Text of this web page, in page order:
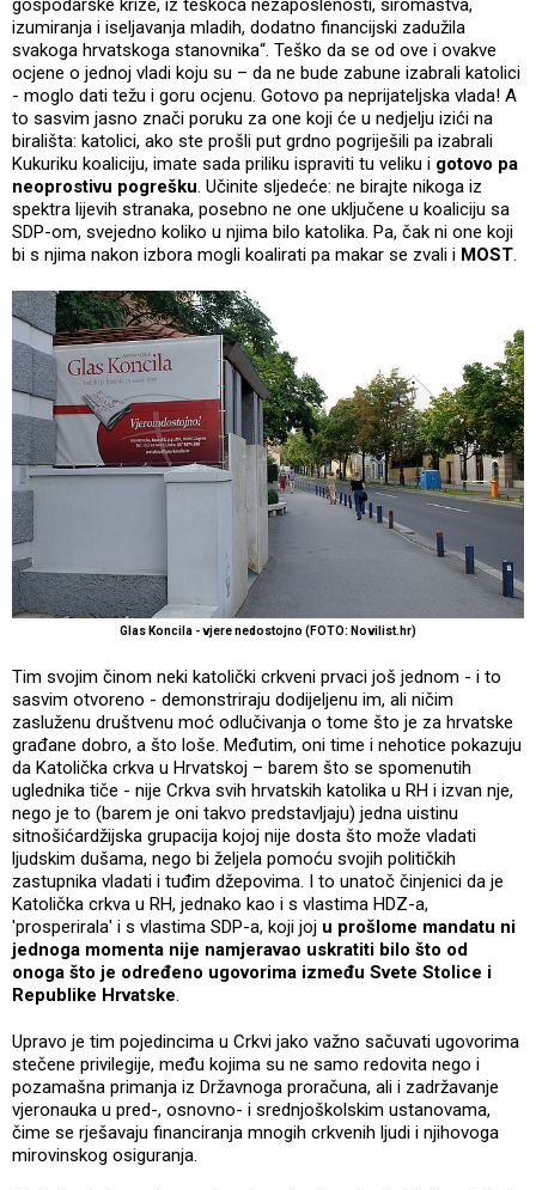
gospodarske krize, iz teškoća nezaposlenosti, siromaštva,
izumiranja i iseljavanja mladih, dodatno financijski zadužila
svakoga hrvatskoga stanovnika“. Teško da se od ove i ovakve
ocjene o jednoj vladi koju su – da ne bude zabune izabrali katolici
- moglo dati težu i goru ocjenu. Gotovo pa neprijateljska vlada! A
to sasvim jasno znači poruku za one koji će u nedjelju izići na
birališta: katolici, ako ste prošli put grdno pogriješili pa izabrali
Kukuriku koaliciju, imate sada priliku ispraviti tu veliku i gotovo pa
neoprostivu pogrešku. Učinite sljedeće: ne birajte nikoga iz
spektra lijevih stranaka, posebno ne one uključene u koaliciju sa
SDP-om, svejedno koliko u njima bilo katolika. Pa, čak ni one koji
bi s njima nakon izbora mogli koalirati pa makar se zvali i MOST.
Glas Koncila - vjere nedostojno (FOTO: Novilist.hr)
Tim svojim činom neki katolički crkveni prvaci još jednom - i to
sasvim otvoreno - demonstriraju dodijeljenu im, ali ničim
zasluženu društvenu moć odlučivanja o tome što je za hrvatske
građane dobro, a što loše. Međutim, oni time i nehotice pokazuju
da Katolička crkva u Hrvatskoj – barem što se spomenutih
uglednika tiče - nije Crkva svih hrvatskih katolika u RH i izvan nje,
nego je to (barem je oni takvo predstavljaju) jedna uistinu
sitnošićardžijska grupacija kojoj nije dosta što može vladati
ljudskim dušama, nego bi željela pomoću svojih političkih
zastupnika vladati i tuđim džepovima. I to unatoč činjenici da je
Katolička crkva u RH, jednako kao i s vlastima HDZ-a,
'prosperirala' i s vlastima SDP-a, koji joj u prošlome mandatu ni
jednoga momenta nije namjeravao uskratiti bilo što od
onoga što je određeno ugovorima između Svete Stolice i
Republike Hrvatske.
Upravo je tim pojedincima u Crkvi jako važno sačuvati ugovorima
stečene privilegije, među kojima su ne samo redovita nego i
pozamašna primanja iz Državnoga proračuna, ali i zadržavanje
vjeronauka u pred-, osnovno- i srednjoškolskim ustanovama,
čime se rješavaju financiranja mnogih crkvenih ljudi i njihovoga
mirovinskog osiguranja.